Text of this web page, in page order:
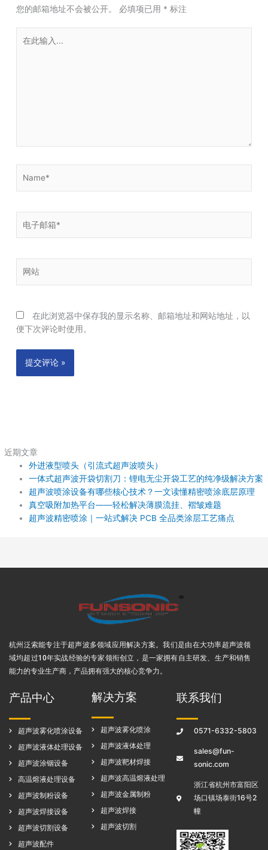
您的邮箱地址不会被公开。 必填项已用 * 标注
箱
站
在此浏览器中保存我的显示名称、邮箱地址和网站地址，以
便下次评论时使用。
近期文章
外进液型喷头（引流式超声波喷头）
一体式超声波开袋切割刀：锂电无尘开袋工艺的纯净级解决方案
超声波喷涂设备有哪些核心技术？一文读懂精密喷涂底层原理
真空吸附加热平台——轻松解决薄膜流挂、褶皱难题
超声波精密喷涂｜一站式解决 PCB 全品类涂层工艺痛点
杭州泛索能专注于超声波多领域应用解决方案 。我们是由在大功率超声波领
域均超过10年实战经验的专家领衔创立，是一家拥有自主研发、生产和销售
能力的专业生产商，产品拥有强大的核心竞争力。
产品中心
超声波雾化喷涂设备
超声波液体处理设备
超声波涂铟设备
高温熔液处理设备
超声波制粉设备
超声波焊接设备
超声波切割设备
超声波配件
解决方案
超声波雾化喷涂
超声波液体处理
超声波靶材焊接
超声波高温熔液处理
超声波金属制粉
超声波焊接
超声波切割
联系我们
0571-6332-5803
sales@fun-
sonic.com
浙江省杭州市富阳区
场口镇场泰街16号2
幢